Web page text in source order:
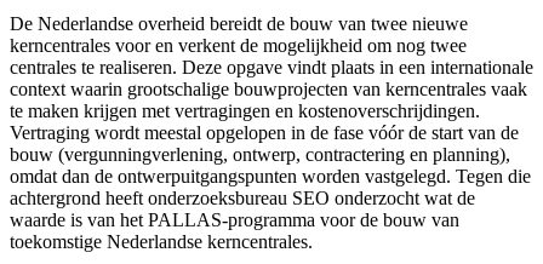
De Nederlandse overheid bereidt de bouw van twee nieuwe
kerncentrales voor en verkent de mogelijkheid om nog twee
centrales te realiseren. Deze opgave vindt plaats in een internationale
context waarin grootschalige bouwprojecten van kerncentrales vaak
te maken krijgen met vertragingen en kostenoverschrijdingen.
Vertraging wordt meestal opgelopen in de fase vóór de start van de
bouw (vergunningverlening, ontwerp, contractering en planning),
omdat dan de ontwerpuitgangspunten worden vastgelegd. Tegen die
achtergrond heeft onderzoeksbureau SEO onderzocht wat de
waarde is van het PALLAS‑programma voor de bouw van
toekomstige Nederlandse kerncentrales.